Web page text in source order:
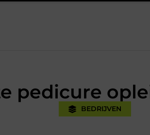
pedicure
BEDRIJVEN